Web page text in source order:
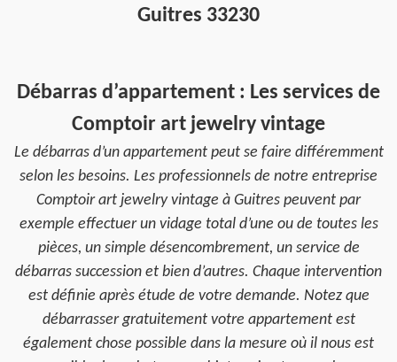
Guitres 33230
Débarras d’appartement : Les services de
Comptoir art jewelry vintage
Le débarras d’un appartement peut se faire différemment
selon les besoins. Les professionnels de notre entreprise
Comptoir art jewelry vintage à Guitres peuvent par
exemple effectuer un vidage total d’une ou de toutes les
pièces, un simple désencombrement, un service de
débarras succession et bien d’autres. Chaque intervention
est définie après étude de votre demande. Notez que
débarrasser gratuitement votre appartement est
également chose possible dans la mesure où il nous est